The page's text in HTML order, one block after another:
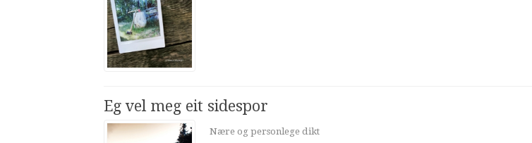
Eg vel meg eit sidespor
Nære og personlege dikt